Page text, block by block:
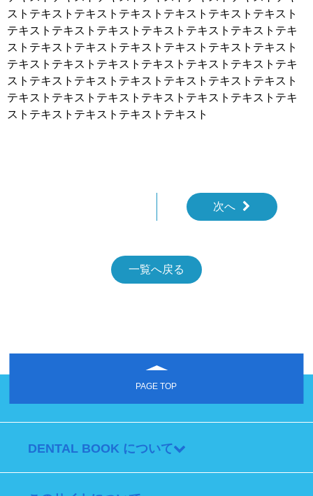
ストテキストテキストテキストテキストテキストテキスト
テキストテキストテキストテキストテキストテキストテキ
ストテキストテキストテキストテキストテキストテキスト
テキストテキストテキストテキストテキストテキストテキ
ストテキストテキストテキストテキストテキストテキスト
テキストテキストテキストテキストテキストテキストテキ
ストテキストテキストテキストテキスト
一覧へ戻る
次へ
PAGE TOP
DENTAL BOOK について